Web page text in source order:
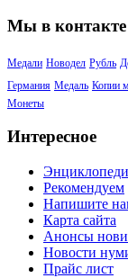
Мы в контакте
Медали Новодел Рубль
Германия Медаль Копии
Монеты
Интересное
Рекомендуем
Напишите
Карта сайта
Анонсы
Новости
Прайс лист